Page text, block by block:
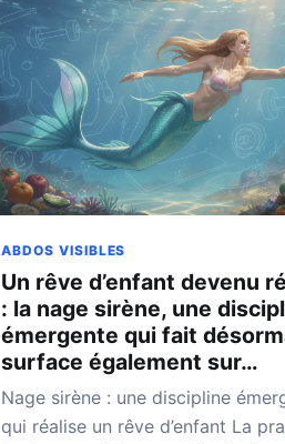
ABDOS VISIBLES
Un rêve d’enfant devenu
: la nage sirène, une
émergente qui fait
surface également sur…
Nage sirène : une discipline
qui réalise un rêve d’enfant La